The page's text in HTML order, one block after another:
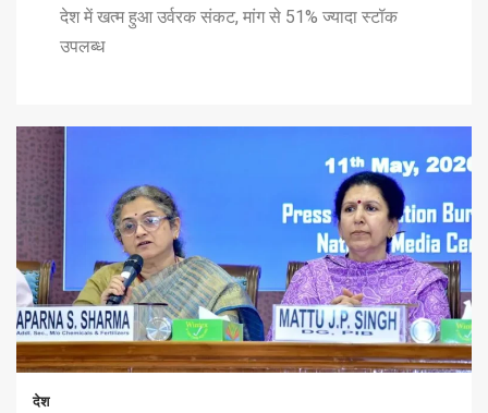
देश में खत्म हुआ उर्वरक संकट, मांग से 51% ज्यादा स्टॉक
उपलब्ध
देश